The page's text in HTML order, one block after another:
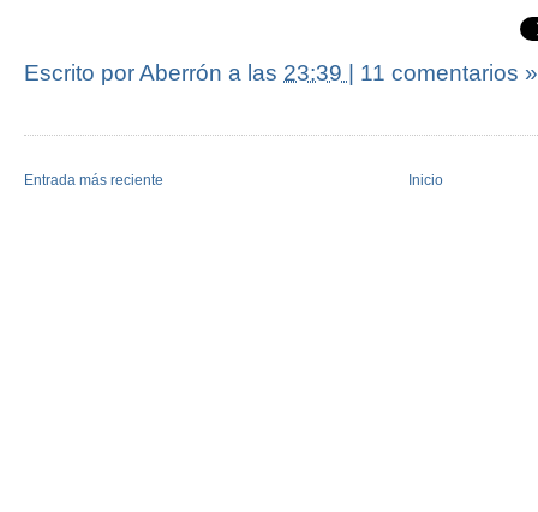
Escrito por Aberrón a las 23:39 | 11 comentarios »
Entrada más reciente Inicio